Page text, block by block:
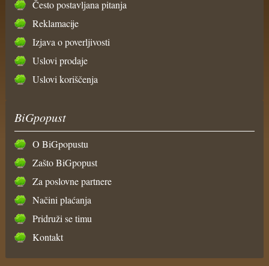
Često postavljana pitanja
Reklamacije
Izjava o poverljivosti
Uslovi prodaje
Uslovi koriščenja
BiGpopust
O BiGpopustu
Zašto BiGpopust
Za poslovne partnere
Načini plaćanja
Pridruži se timu
Kontakt